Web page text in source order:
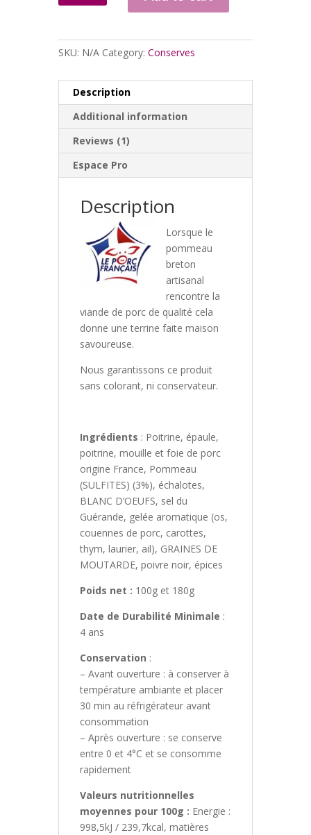
Pommeau
quantity
SKU: N/A Category: Conserves
Description
Additional information
Reviews (1)
Espace Pro
Description
Lorsque le
pommeau
breton
artisanal
rencontre la
viande de porc de qualité cela
donne une terrine faite maison
savoureuse.
Nous garantissons ce produit
sans colorant, ni conservateur.
Ingrédients : Poitrine, épaule,
poitrine, mouille et foie de porc
origine France, Pommeau
(SULFITES) (3%), échalotes,
BLANC D’OEUFS, sel du
Guérande, gelée aromatique (os,
couennes de porc, carottes,
thym, laurier, ail), GRAINES DE
MOUTARDE, poivre noir, épices
Poids net : 100g et 180g
Date de Durabilité Minimale :
4 ans
Conservation :
– Avant ouverture : à conserver à
température ambiante et placer
30 min au réfrigérateur avant
consommation
– Après ouverture : se conserve
entre 0 et 4°C et se consomme
rapidement
Valeurs nutritionnelles
moyennes pour 100g : Energie :
998,5kJ / 239,7kcal, matières